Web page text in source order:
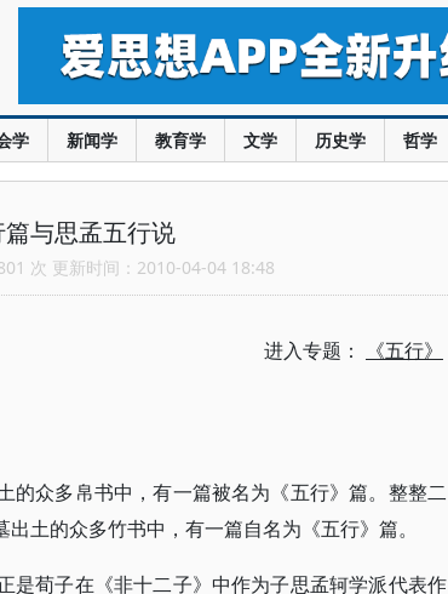
学 新闻学 教育学 文学 历史学 哲学
与思孟五行说
次 更新时间：2010-04-04 18:48
进入专题： 《五行》
的众多帛书中，有一篇被名为《五行》篇。整整二
土的众多竹书中，有一篇自名为《五行》篇。
是荀子在《非十二子》中作为子思孟轲学派代表作